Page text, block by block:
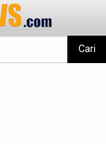
Cari